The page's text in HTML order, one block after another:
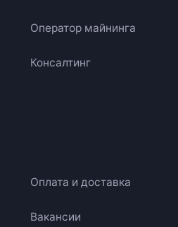
Оператор майнинга
Консалтинг
Оплата и доставка
Вакансии